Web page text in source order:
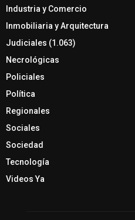
Industria y Comercio
Inmobiliaria y Arquitectura
Judiciales (1.063)
Necrológicas
Policiales
Política
Regionales
Sociales
Sociedad
Tecnología
Videos Ya